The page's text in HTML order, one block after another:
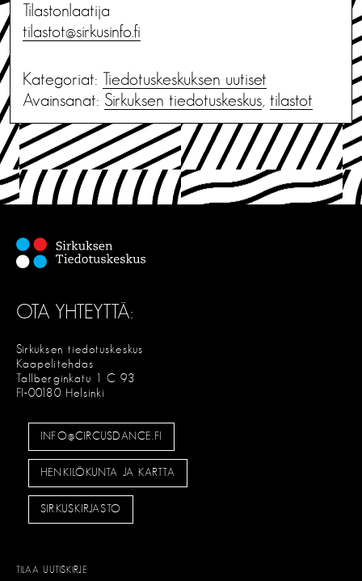
Tilastonlaatija
tilastot@sirkusinfo.fi
Kategoriat: Tiedotus­keskuksen uutiset
Avainsanat: Sirkuksen tiedotuskeskus, tilastot
OTA YHTEYTTÄ:
Sirkuksen tiedotuskeskus
Kaapelitehdas
Tallberginkatu 1 C 93
FI-00180 Helsinki
INFO@CIRCUSDANCE.FI
HENKILÖKUNTA JA KARTTA
SIRKUSKIRJASTO
TILAA UUTISKIRJE